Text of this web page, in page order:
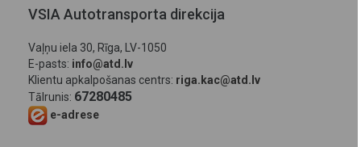
VSIA Autotransporta direkcija
Vaļņu iela 30, Rīga, LV-1050
E-pasts: info@atd.lv
Klientu apkalpošanas centrs: riga.kac@atd.lv
Tālrunis: 67280485
e-adrese